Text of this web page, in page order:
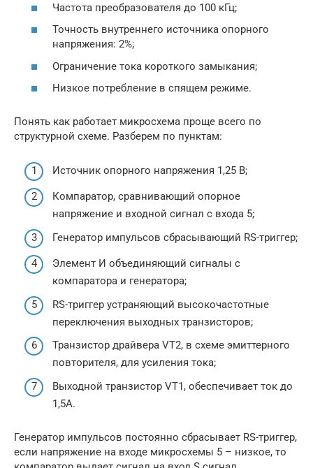
Частота преобразователя до 100 кГц;
Точность внутреннего источника опорного
напряжения: 2%;
Ограничение тока короткого замыкания;
Низкое потребление в спящем режиме.
Понять как работает микросхема проще всего по
структурной схеме. Разберем по пунктам:
Источник опорного напряжения 1,25 В;
Компаратор, сравнивающий опорное
напряжение и входной сигнал с входа 5;
Генератор импульсов сбрасывающий RS-триггер;
Элемент И объединяющий сигналы с
компаратора и генератора;
RS-триггер устраняющий высокочастотные
переключения выходных транзисторов;
Транзистор драйвера VT2, в схеме эмиттерного
повторителя, для усиления тока;
Выходной транзистор VT1, обеспечивает ток до
1,5А.
Генератор импульсов постоянно сбрасывает RS-триггер,
если напряжение на входе микросхемы 5 – низкое, то